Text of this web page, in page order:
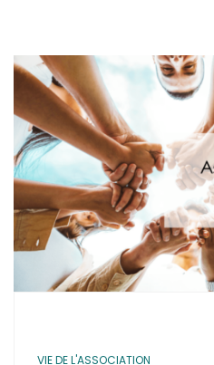
VIE DE L'ASSOCIATION